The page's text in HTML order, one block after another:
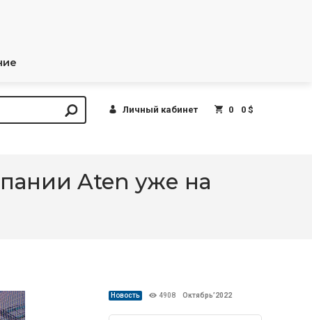
Личный кабинет 0 0 $
Aten уже на
Новость 4908 Октябрь’2022